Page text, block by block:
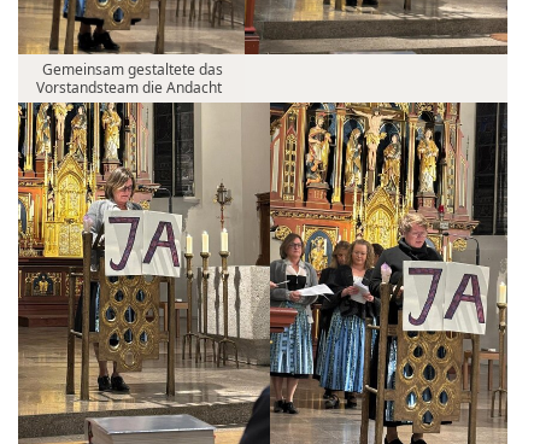
Gemeinsam gestaltete das
Vorstandsteam die Andacht